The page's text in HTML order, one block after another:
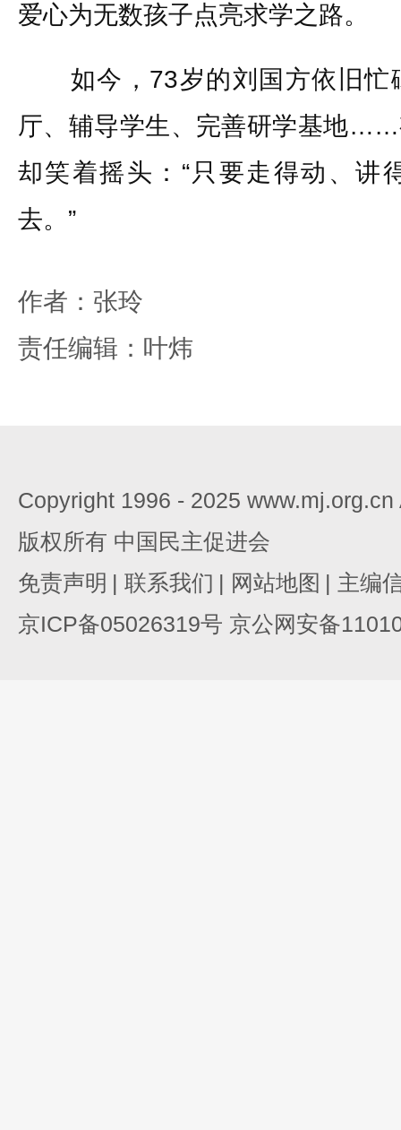
爱心为无数孩子点亮求学之路。
如今，73岁的刘国方依旧忙
厅、辅导学生、完善研学基地
却笑着摇头：“只要走得动、讲
去。”
作者：张玲
责任编辑：叶炜
Copyright 1996 - 2025
版权所有 中国民主促进会
免责声明 | 联系我们 | 网站地图 | 主编
京ICP备05026319号 京公网安备